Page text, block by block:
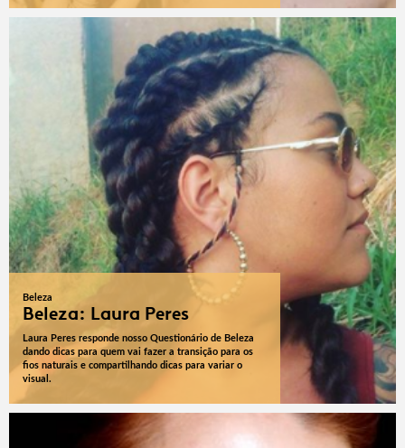
Beleza
Beleza: Laura Peres
Laura Peres responde nosso Questionário de Beleza
dando dicas para quem vai fazer a transição para os
fios naturais e compartilhando dicas para variar o
visual.